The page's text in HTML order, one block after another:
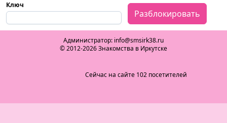
Ключ
Разблокировать
Администратор: info@smsirk38.ru
© 2012-2026 Знакомства в Иркутске
Сейчас на сайте 102 посетителей